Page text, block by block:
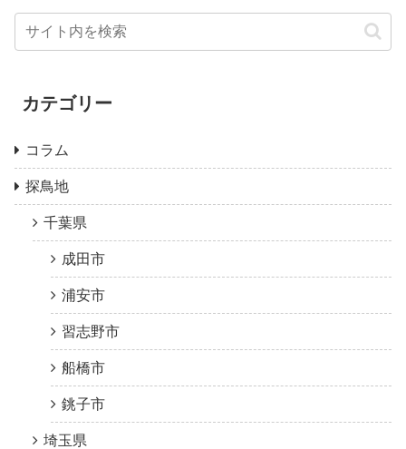
カテゴリー
コラム
探鳥地
千葉県
成田市
浦安市
習志野市
船橋市
銚子市
埼玉県